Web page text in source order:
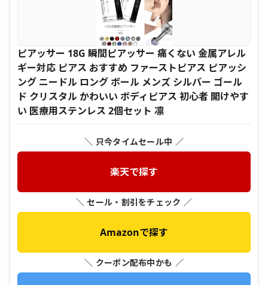
ピアッサー 18G 瞬間ピアッサー 痛くない 金属アレル
ギー対応 ピアス おすすめ ファーストピアス ピアッシ
ング ニードル ロング ボール メンズ シルバー ゴール
ド クリスタル かわいい ボディピアス 初心者 開けやす
い 医療用ステンレス 2個セット 凛
＼ 只今タイムセール中 ／
楽天で探す
＼ セール・割引をチェック ／
Amazonで探す
＼ クーポン配布中かも ／